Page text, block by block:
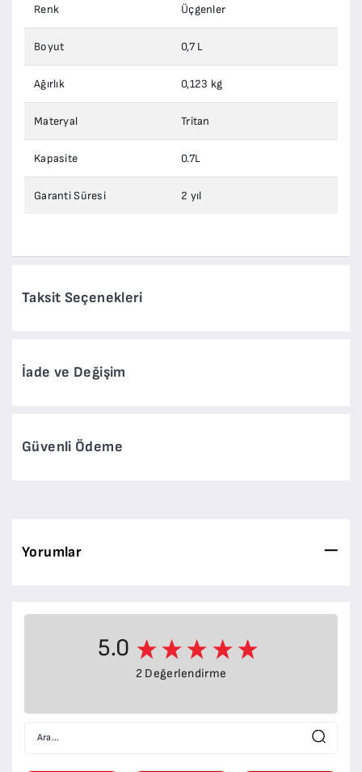
Renk Üçgenler
Boyut 0,7 L
Ağırlık 0,123 kg
Materyal Tritan
Kapasite 0.7L
Garanti Süresi 2 yıl
Taksit Seçenekleri
İade ve Değişim
Güvenli Ödeme
Yorumlar
5.0
2 Değerlendirme